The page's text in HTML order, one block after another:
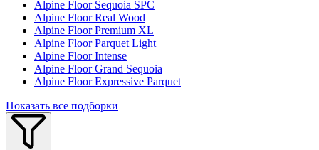
Alpine Floor Sequoia SPC
Alpine Floor Real Wood
Alpine Floor Premium XL
Alpine Floor Parquet Light
Alpine Floor Intense
Alpine Floor Grand Sequoia
Alpine Floor Expressive Parquet
Показать все подборки